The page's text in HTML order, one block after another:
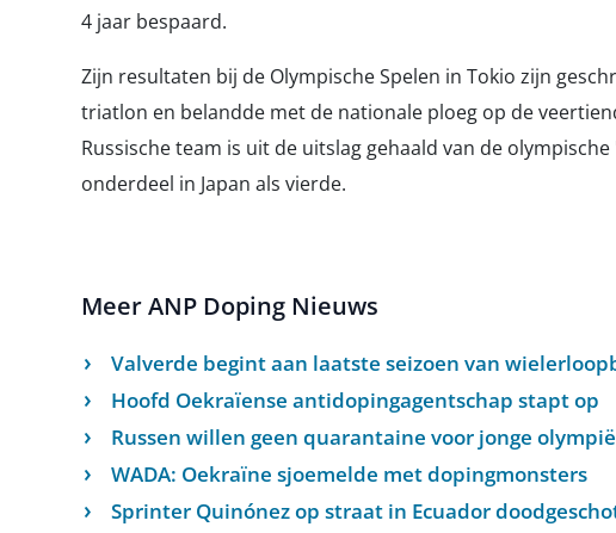
4 jaar bespaard.
Zijn resultaten bij de Olympische Spelen in Tokio zijn
triatlon en belandde met de nationale ploeg op de
Russische team is uit de uitslag gehaald van de
onderdeel in Japan als vierde.
Meer ANP Doping Nieuws
Valverde begint aan laatste seizoen van
Hoofd Oekraïense antidopingagentschap stapt op
Russen willen geen quarantaine voor jonge
WADA: Oekraïne sjoemelde met dopingmonsters
Sprinter Quinónez op straat in Ecuador